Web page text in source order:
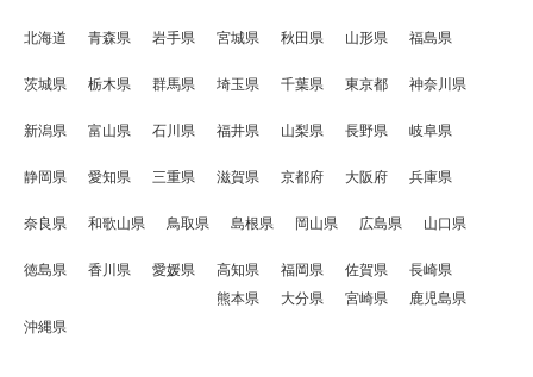
北海道 青森県 岩手県 宮城県 秋田県 山形県 福島県
茨城県 栃木県 群馬県 埼玉県 千葉県 東京都 神奈川県
新潟県 富山県 石川県 福井県 山梨県 長野県 岐阜県
静岡県 愛知県 三重県 滋賀県 京都府 大阪府 兵庫県
奈良県 和歌山県 鳥取県 島根県 岡山県 広島県 山口県
徳島県 香川県 愛媛県 高知県 福岡県 佐賀県
長崎県
熊本県
大分県 宮崎県
鹿児島県
沖縄県